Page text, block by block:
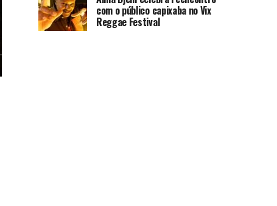
com o público capixaba no Vix
Reggae Festival